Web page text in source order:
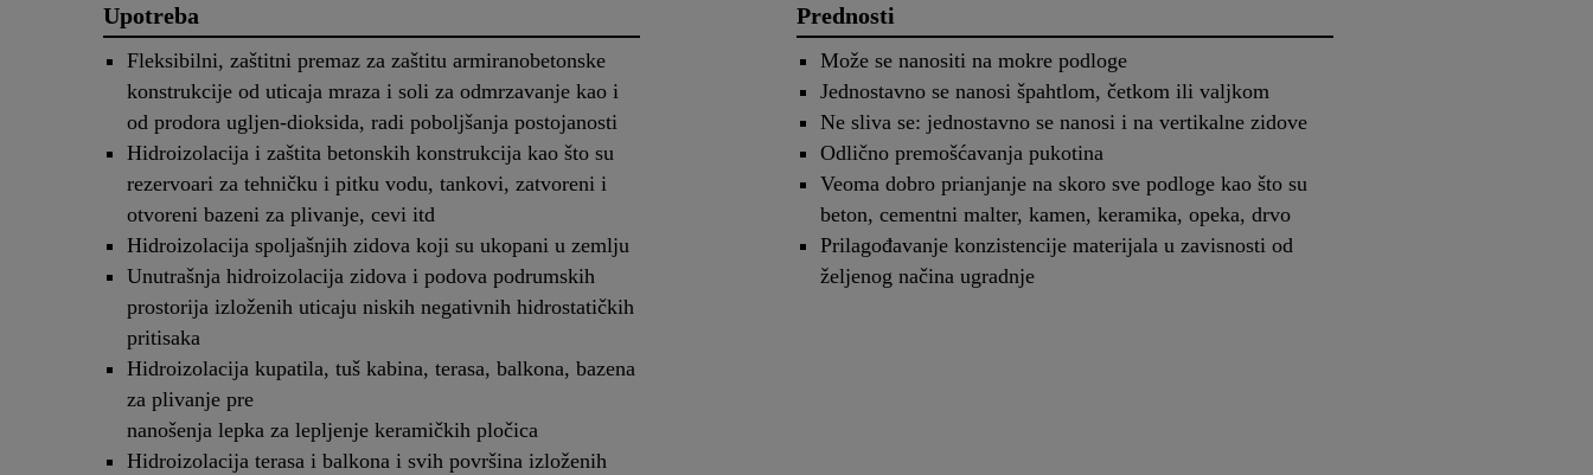
Upotreba
Fleksibilni, zaštitni premaz za zaštitu armiranobetonske
konstrukcije od uticaja mraza i soli za odmrzavanje kao i
od prodora ugljen-dioksida, radi poboljšanja postojanosti
Hidroizolacija i zaštita betonskih konstrukcija kao što su
rezervoari za tehničku i pitku vodu, tankovi, zatvoreni i
otvoreni bazeni za plivanje, cevi itd
Hidroizolacija spoljašnjih zidova koji su ukopani u zemlju
Unutrašnja hidroizolacija zidova i podova podrumskih
prostorija izloženih uticaju niskih negativnih hidrostatičkih
pritisaka
Hidroizolacija kupatila, tuš kabina, terasa, balkona, bazena
za plivanje pre
nanošenja lepka za lepljenje keramičkih pločica
Hidroizolacija terasa i balkona i svih površina izloženih
Prednosti
Može se nanositi na mokre podloge
Jednostavno se nanosi špahtlom, četkom ili valjkom
Ne sliva se: jednostavno se nanosi i na vertikalne zidove
Odlično premošćavanja pukotina
Veoma dobro prianjanje na skoro sve podloge kao što su
beton, cementni malter, kamen, keramika, opeka, drvo
Prilagođavanje konzistencije materijala u zavisnosti od
željenog načina ugradnje